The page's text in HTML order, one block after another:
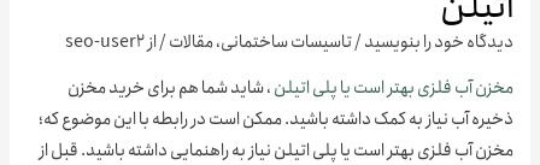
خود را بنویسید/تاسیسات ساختمانی،مقالات/ ازseo-user2
آب فلزی بهتر است یا پلی اتیلن، شاید شما هم برای خرید مخزن
آب نیاز به کمک داشته باشید. ممکن است در رابطه با این موضوع که؛
آب فلزی بهتر است یا پلی اتیلن نیاز به راهنمایی داشته باشید. قبل از